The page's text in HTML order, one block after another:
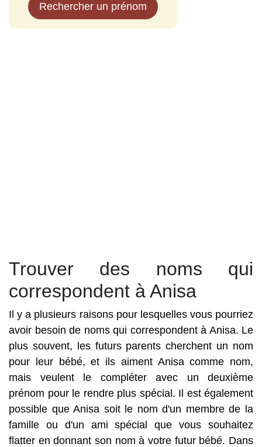
Rechercher un prénom
Trouver des noms qui
correspondent à Anisa
Il y a plusieurs raisons pour lesquelles vous pourriez
avoir besoin de noms qui correspondent à Anisa. Le
plus souvent, les futurs parents cherchent un nom
pour leur bébé, et ils aiment Anisa comme nom,
mais veulent le compléter avec un deuxième
prénom pour le rendre plus spécial. Il est également
possible que Anisa soit le nom d'un membre de la
famille ou d'un ami spécial que vous souhaitez
flatter en donnant son nom à votre futur bébé. Dans